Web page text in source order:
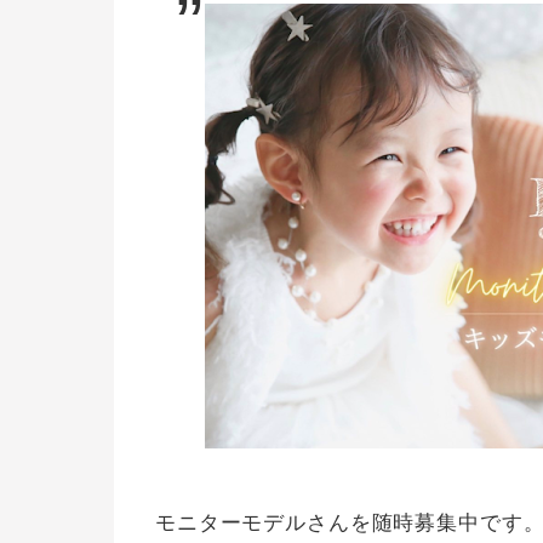
モニターモデルさんを随時募集中です